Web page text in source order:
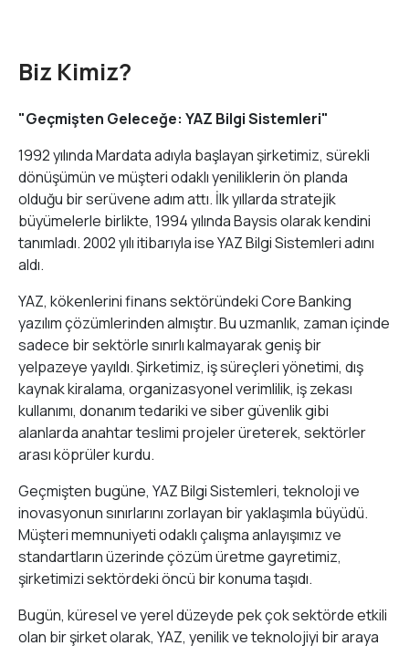
Biz Kimiz?
"Geçmişten Geleceğe: YAZ Bilgi Sistemleri"
1992 yılında Mardata adıyla başlayan şirketimiz, sürekli
dönüşümün ve müşteri odaklı yeniliklerin ön planda
olduğu bir serüvene adım attı. İlk yıllarda stratejik
büyümelerle birlikte, 1994 yılında Baysis olarak kendini
tanımladı. 2002 yılı itibarıyla ise YAZ Bilgi Sistemleri adını
aldı.
YAZ, kökenlerini finans sektöründeki Core Banking
yazılım çözümlerinden almıştır. Bu uzmanlık, zaman içinde
sadece bir sektörle sınırlı kalmayarak geniş bir
yelpazeye yayıldı. Şirketimiz, iş süreçleri yönetimi, dış
kaynak kiralama, organizasyonel verimlilik, iş zekası
kullanımı, donanım tedariki ve siber güvenlik gibi
alanlarda anahtar teslimi projeler üreterek, sektörler
arası köprüler kurdu.
Geçmişten bugüne, YAZ Bilgi Sistemleri, teknoloji ve
inovasyonun sınırlarını zorlayan bir yaklaşımla büyüdü.
Müşteri memnuniyeti odaklı çalışma anlayışımız ve
standartların üzerinde çözüm üretme gayretimiz,
şirketimizi sektördeki öncü bir konuma taşıdı.
Bugün, küresel ve yerel düzeyde pek çok sektörde etkili
olan bir şirket olarak, YAZ, yenilik ve teknolojiyi bir araya